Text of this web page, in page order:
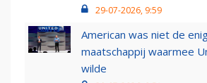
29-07-2026, 9:59
American was niet de
maatschappij waarmee
wilde